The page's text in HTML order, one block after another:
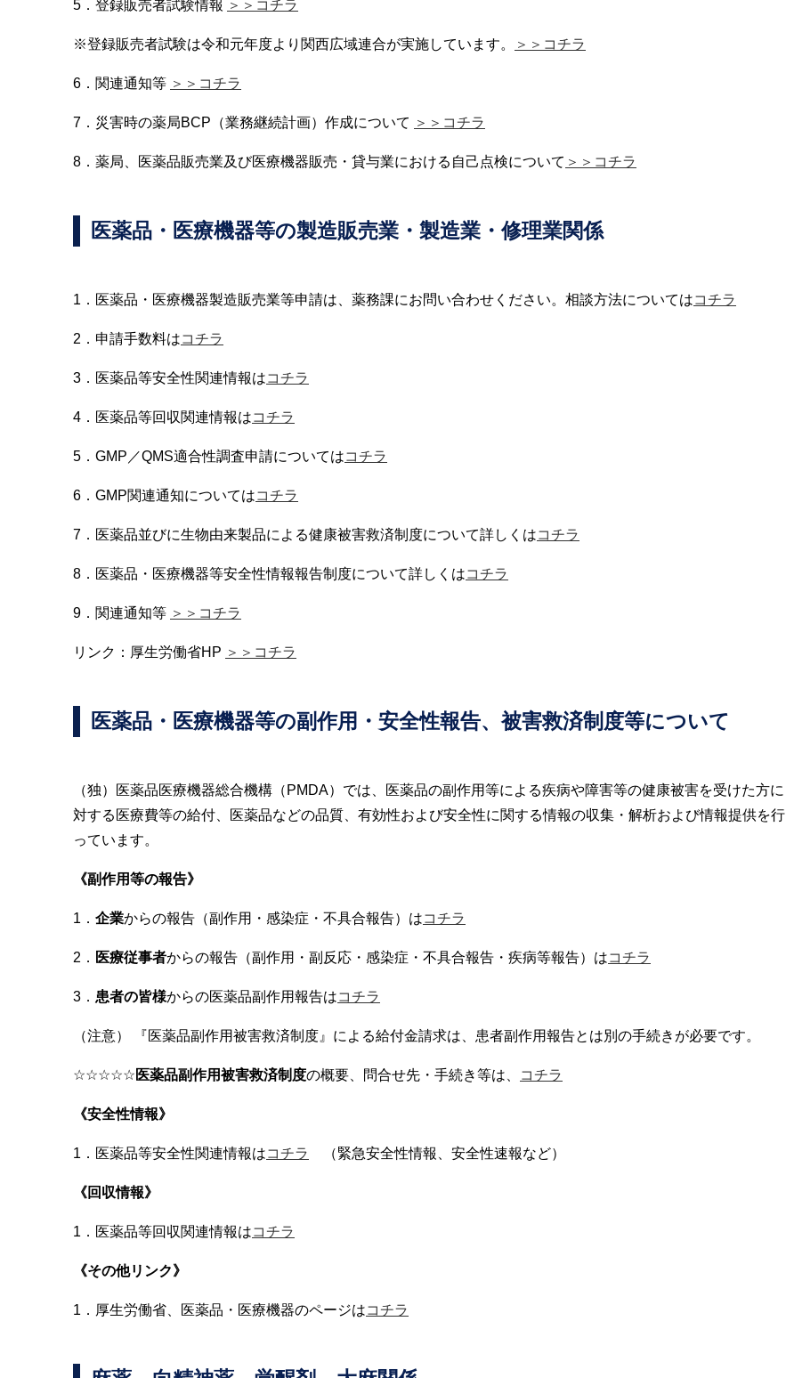
5．登録販売者試験情報 ＞＞コチラ
※登録販売者試験は令和元年度より関西広域連合が実施しています。 ＞＞コチラ
6．関連通知等 ＞＞コチラ
7．災害時の薬局BCP（業務継続計画）作成について ＞＞コチラ
8．薬局、医薬品販売業及び医療機器販売・貸与業における自己点検について ＞＞コチラ
医薬品・医療機器等の製造販売業・製造業・修理業関係
1．医薬品・医療機器製造販売業等申請は、薬務課にお問い合わせください。相談方法についてはコチラ
2．申請手数料はコチラ
3．医薬品等安全性関連情報はコチラ
4．医薬品等回収関連情報はコチラ
5．GMP／QMS適合性調査申請についてはコチラ
6．GMP関連通知についてはコチラ
7．医薬品並びに生物由来製品による健康被害救済制度について詳しくはコチラ
8．医薬品・医療機器等安全性情報報告制度について詳しくはコチラ
9．関連通知等 ＞＞コチラ
リンク：厚生労働省HP ＞＞コチラ
医薬品・医療機器等の副作用・安全性報告、被害救済制度等について
（独）医薬品医療機器総合機構（PMDA）では、医薬品の副作用等による疾病や障害等の健康被害を受けた方に
対する医療費等の給付、医薬品などの品質、有効性および安全性に関する情報の収集・解析および情報提供を行
っています。
《副作用等の報告》
1． 企業からの報告（副作用・感染症・不具合報告）はコチラ
2． 医療従事者からの報告（副作用・副反応・感染症・不具合報告・疾病等報告）はコチラ
3． 患者の皆様からの医薬品副作用報告はコチラ
（注意） 『医薬品副作用被害救済制度』による給付金請求は、患者副作用報告とは別の手続きが必要です。
☆☆☆☆☆ 医薬品副作用被害救済制度の概要、問合せ先・手続き等は、 コチラ
《安全性情報》
1．医薬品等安全性関連情報はコチラ （緊急安全性情報、安全性速報など）
《回収情報》
1．医薬品等回収関連情報はコチラ
《その他リンク》
1．厚生労働省、医薬品・医療機器のページはコチラ